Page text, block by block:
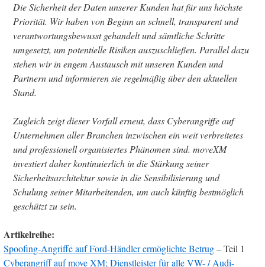
Die Sicherheit der Daten unserer Kunden hat für uns höchste
Priorität. Wir haben von Beginn an schnell, transparent und
verantwortungsbewusst gehandelt und sämtliche Schritte
umgesetzt, um potentielle Risiken auszuschließen. Parallel dazu
stehen wir in engem Austausch mit unseren Kunden und
Partnern und informieren sie regelmäßig über den aktuellen
Stand.
Zugleich zeigt dieser Vorfall erneut, dass Cyberangriffe auf
Unternehmen aller Branchen inzwischen ein weit verbreitetes
und professionell organisiertes Phänomen sind. moveXM
investiert daher kontinuierlich in die Stärkung seiner
Sicherheitsarchitektur sowie in die Sensibilisierung und
Schulung seiner Mitarbeitenden, um auch künftig bestmöglich
geschützt zu sein.
Artikelreihe:
Spoofing-Angriffe auf Ford-Händler ermöglichte Betrug– Teil 1
Cyberangriff auf move XM; Dienstleister für alle VW- / Audi-